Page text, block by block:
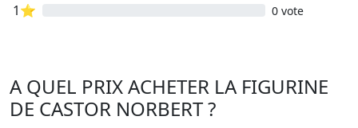
1⭐ 0 vote
A QUEL PRIX ACHETER LA FIGURINE
DE CASTOR NORBERT ?